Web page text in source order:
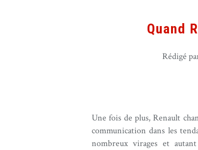
Quand
Rédigé
Une fois de plus, Renault
communication dans les
nombreux virages et